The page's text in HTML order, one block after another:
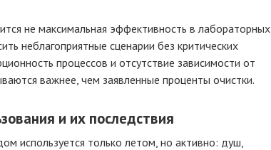
не максимальная эффективность в лабораторных
неблагоприятные сценарии без критических
процессов и отсутствие зависимости от
важнее, чем заявленные проценты очистки.
и их последствия
используется только летом, но активно: душ,